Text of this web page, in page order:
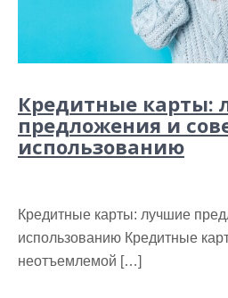
Кредитные карты:
предложения и
использованию
Кредитные карты: лучшие
использованию Кредитные
неотъемлемой […]